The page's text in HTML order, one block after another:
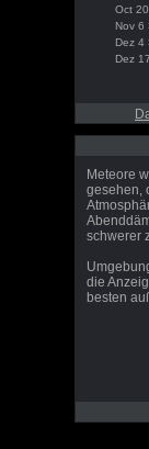
Oct
Nov 6
Dez 4
Dez
Meteore
gesehen,
schwerer
die
besten